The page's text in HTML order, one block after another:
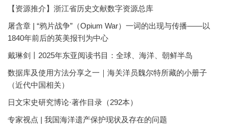
【资源推介】浙江省历史文献数字资源总库
屠含章 | “鸦片战争”（Opium War）一词的出现与传播——以
1840年前后的英美报刊为中心
戴琳剑丨2025年东亚阅读书目：全球、海洋、朝鲜半岛
数据库及使用方法分享之一｜海关洋员魏尔特所藏的小册子
（近代中国相关）
日文宋史研究博论·著作目录（292本）
专家视点 | 我国海洋遗产保护现状及存在的问题